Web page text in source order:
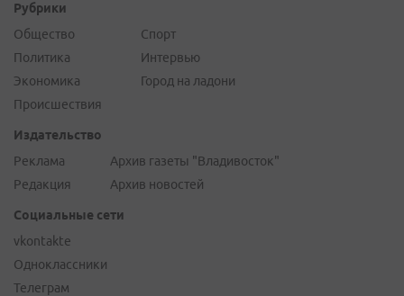
Рубрики
Общество
Политика
Экономика
Происшествия
Спорт
Интервью
Город на ладони
Издательство
Реклама
Редакция
Архив газеты "Владивосток"
Архив новостей
Социальные сети
vkontakte
Одноклассники
Телеграм